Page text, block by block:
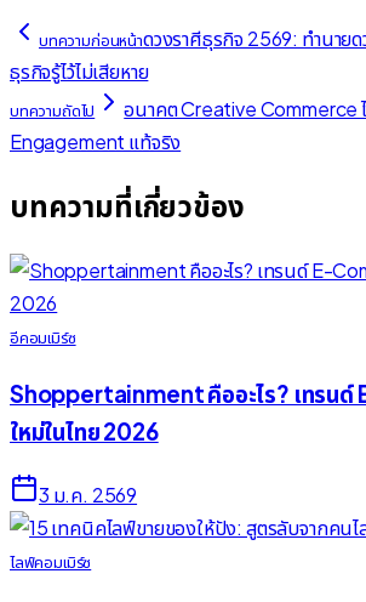
บทความก่อนหน้าดวงราศีธุรกิจ 2569: ทำนายด
ธุรกิจรู้ไว้ไม่เสียหาย
บทความถัดไป
อนาคต Creative Commerce
Engagement แท้จริง
บทความที่เกี่ยวข้อง
อีคอมเมิร์ซ
Shoppertainment คืออะไร? เทรน
ใหม่ในไทย 2026
3 ม.ค. 2569
ไลฟ์คอมเมิร์ซ